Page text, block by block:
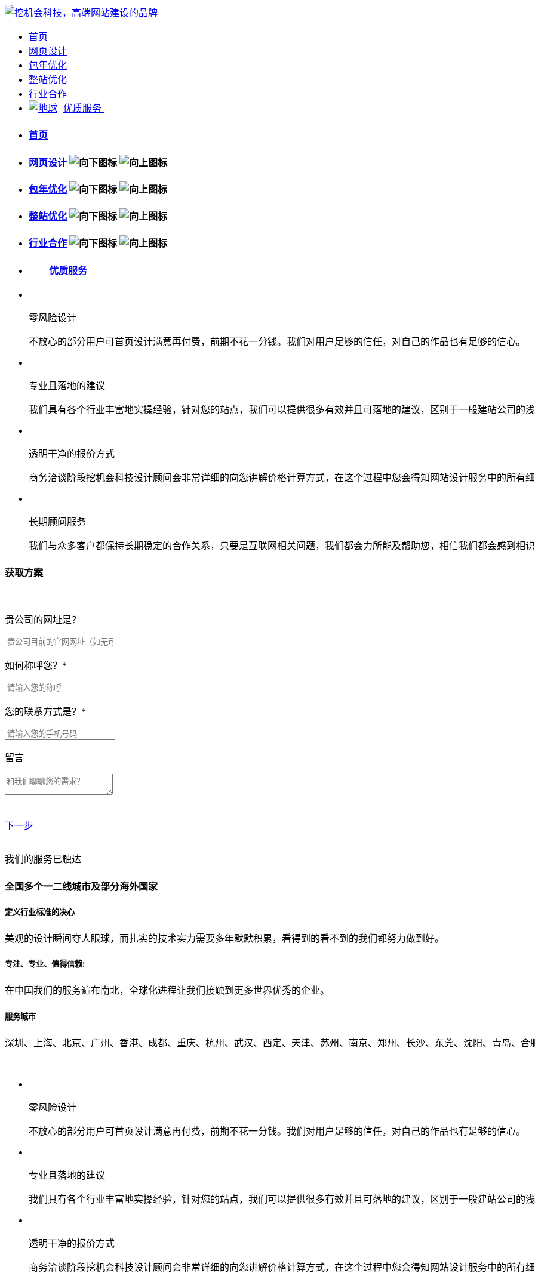
首页
网页设计
包年优化
整站优化
行业合作
优质服务
首页
网页设计
包年优化
整站优化
行业合作
优质服务
零风险设计
不放心的部分用户可首页设计满意再付费，前期不花一分钱。我们对用户足够的信任，对自己的作品也有足够的信心。
专业且落地的建议
我们具有各个行业丰富地实操经验，针对您的站点，我们可以提供很多有效并且可落地的建议，区别于一般建站公司的
透明干净的报价方式
商务洽谈阶段挖机会科技设计顾问会非常详细的向您讲解价格计算方式，在这个过程中您会得知网站设计服务中的所有
长期顾问服务
我们与众多客户都保持长期稳定的合作关系，只要是互联网相关问题，我们都会力所能及帮助您，相信我们都会感到相
获取方案
贵公司的网址是？
如何称呼您？ *
您的联系方式是？ *
留言
下一步
贵公司预算范围是？
贵公司的团队规模是？
从哪里了解到我们？
我们的服务已触达
全国多个一二线城市及部分海外国家
定义行业标准的决心
美观的设计瞬间夺人眼球，而扎实的技术实力需要多年默默积累，看得到的看不到的我们都努力做到好。
专注、专业、值得信赖!
在中国我们的服务遍布南北，全球化进程让我们接触到更多世界优秀的企业。
服务城市
深圳、上海、北京、广州、香港、成都、重庆、杭州、武汉、西定、天津、苏州、南京、郑州、长沙、东莞、沈阳、青岛、合
零风险设计
不放心的部分用户可首页设计满意再付费，前期不花一分钱。我们对用户足够的信任，对自己的作品也有足够的信心。
专业且落地的建议
我们具有各个行业丰富地实操经验，针对您的站点，我们可以提供很多有效并且可落地的建议，区别于一般建站公司的
透明干净的报价方式
商务洽谈阶段挖机会科技设计顾问会非常详细的向您讲解价格计算方式，在这个过程中您会得知网站设计服务中的所有